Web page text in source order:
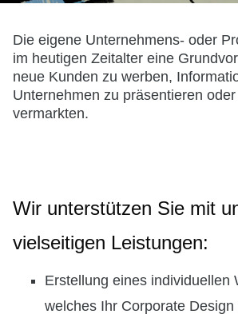
Die eigene Unternehmens- oder
im heutigen Zeitalter eine
neue Kunden zu werben,
Unternehmen zu präsentieren
vermarkten.
Wir unterstützen Sie mit
vielseitigen Leistungen:
Erstellung eines individuellen
welches Ihr Corporate